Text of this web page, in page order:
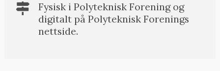
Fysisk i Polyteknisk Forening og
digitalt på Polyteknisk Forenings
nettside.